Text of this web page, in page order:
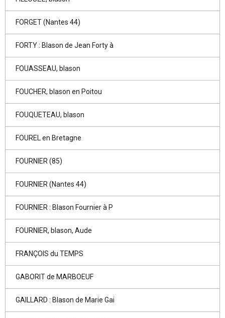
FORGET (Nantes 44)
FORTY : Blason de Jean Forty à
FOUASSEAU, blason
FOUCHER, blason en Poitou
FOUQUETEAU, blason
FOUREL en Bretagne
FOURNIER (85)
FOURNIER (Nantes 44)
FOURNIER : Blason Fournier à P
FOURNIER, blason, Aude
FRANÇOIS du TEMPS
GABORIT de MARBOEUF
GAILLARD : Blason de Marie Gai